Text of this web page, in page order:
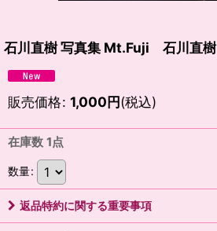
石川直樹 写真集 Mt.Fuji 石川直樹
販売価格: 1,000円(税込)
在庫数 1点
数量:
返品特約に関する重要事項